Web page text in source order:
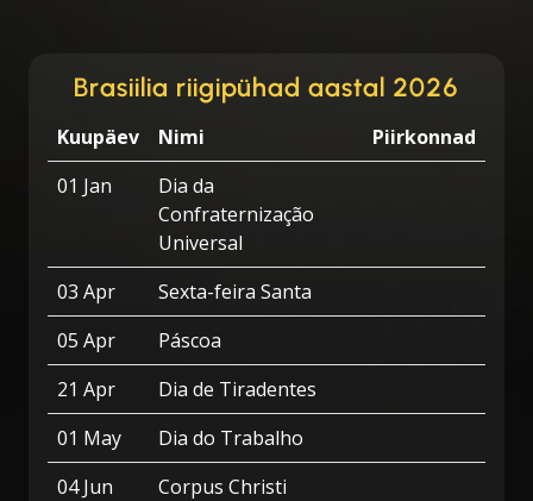
Brasiilia riigipühad aastal 2026
Kuupäev Nimi
Piirkonnad
01 Jan
Dia da
Confraternização
Universal
03 Apr
Sexta-feira Santa
05 Apr
Páscoa
21 Apr
Dia de Tiradentes
01 May
Dia do Trabalho
04 Jun
Corpus Christi